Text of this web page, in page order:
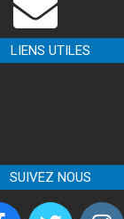
LIENS UTILES
SUIVEZ NOUS